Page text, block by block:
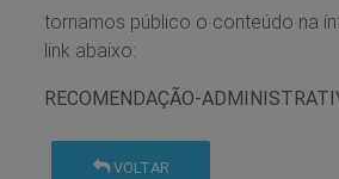
tornamos público o conteúdo na
link abaixo:
RECOMENDAÇÃO-
VOLTAR